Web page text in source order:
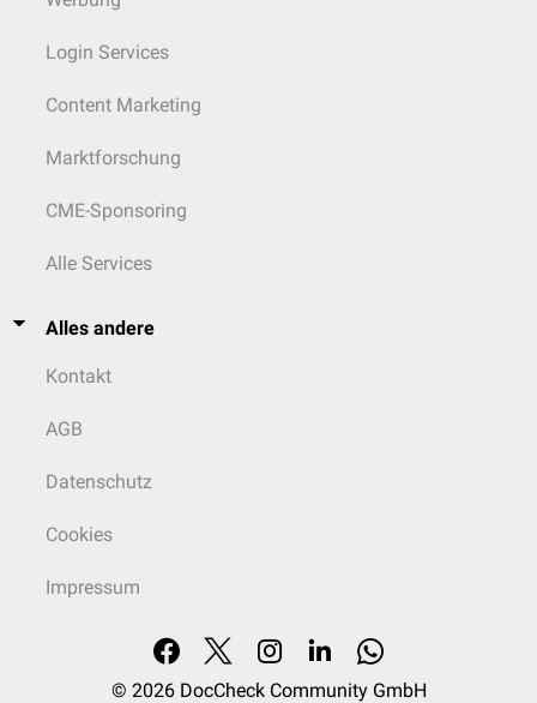
Login Services
Content Marketing
Marktforschung
CME-Sponsoring
Alle Services
Alles andere
Kontakt
AGB
Datenschutz
Cookies
Impressum
© 2026 DocCheck Community GmbH